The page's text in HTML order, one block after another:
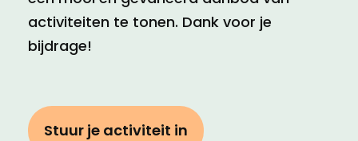
activiteiten te tonen. Dank voor je
bijdrage!
Stuur je activiteit in